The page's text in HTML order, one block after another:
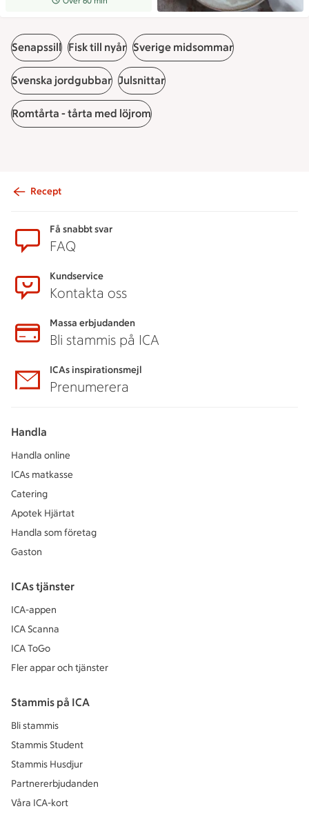
Senapssill Fisk till nyår Sverige midsommar
Svenska jordgubbar Julsnittar
Romtårta - tårta med löjrom
Recept
Få snabbt svar
FAQ
Kundservice
Kontakta oss
Massa erbjudanden
Bli stammis på ICA
ICAs inspirationsmejl
Prenumerera
Handla
Handla online
ICAs matkasse
Catering
Apotek Hjärtat
Handla som företag
Gaston
ICAs tjänster
ICA-appen
ICA Scanna
ICA ToGo
Fler appar och tjänster
Stammis på ICA
Bli stammis
Stammis Student
Stammis Husdjur
Partnererbjudanden
Våra ICA-kort